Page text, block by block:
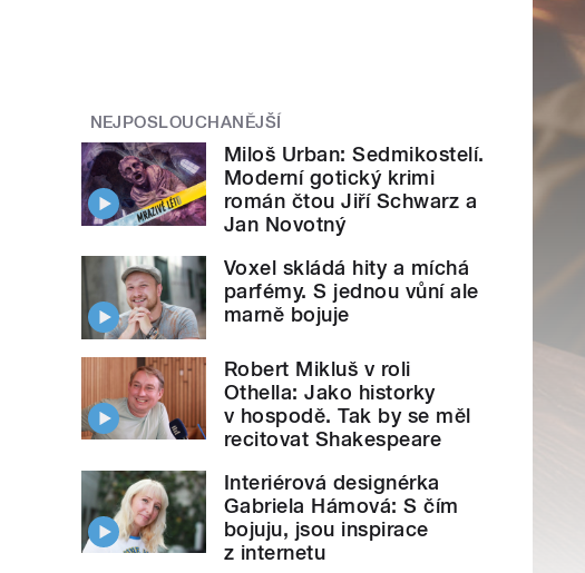
NEJPOSLOUCHANĚJŠÍ
Miloš Urban: Sedmikostelí.
Moderní gotický krimi
román čtou Jiří Schwarz a
Jan Novotný
Voxel skládá hity a míchá
parfémy. S jednou vůní ale
marně bojuje
Robert Mikluš v roli
Othella: Jako historky
v hospodě. Tak by se měl
recitovat Shakespeare
Interiérová designérka
Gabriela Hámová: S čím
bojuju, jsou inspirace
z internetu